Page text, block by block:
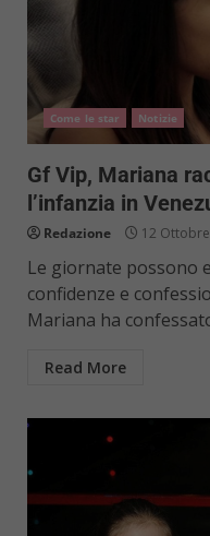
Come le star Notizie
Gf Vip, Mariana
l’infanzia in
Redazione 12
Le giornate possono
confidenze e
Mariana ha
Read More